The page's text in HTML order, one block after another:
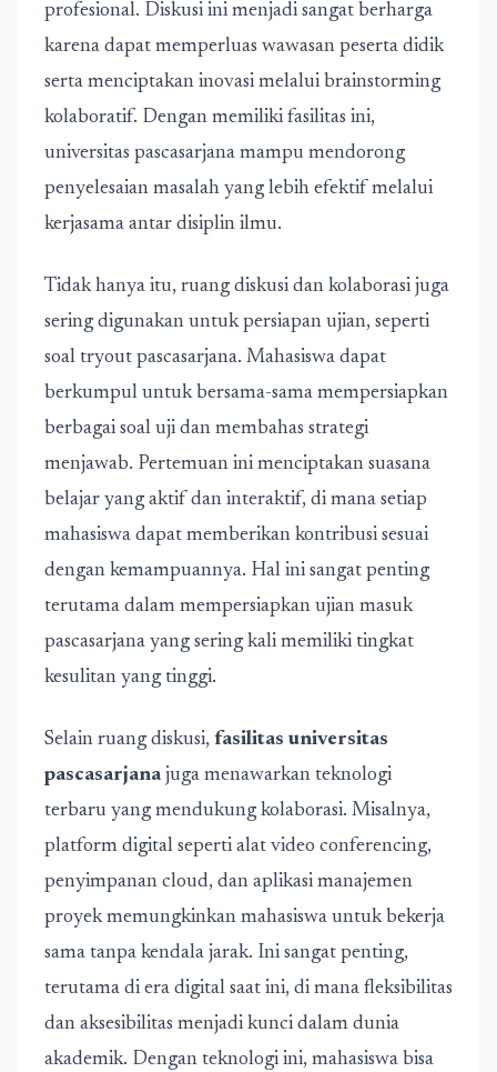
profesional. Diskusi ini menjadi sangat berharga
karena dapat memperluas wawasan peserta didik
serta menciptakan inovasi melalui brainstorming
kolaboratif. Dengan memiliki fasilitas ini,
universitas pascasarjana mampu mendorong
penyelesaian masalah yang lebih efektif melalui
kerjasama antar disiplin ilmu.
Tidak hanya itu, ruang diskusi dan kolaborasi juga
sering digunakan untuk persiapan ujian, seperti
soal tryout pascasarjana. Mahasiswa dapat
berkumpul untuk bersama-sama mempersiapkan
berbagai soal uji dan membahas strategi
menjawab. Pertemuan ini menciptakan suasana
belajar yang aktif dan interaktif, di mana setiap
mahasiswa dapat memberikan kontribusi sesuai
dengan kemampuannya. Hal ini sangat penting
terutama dalam mempersiapkan ujian masuk
pascasarjana yang sering kali memiliki tingkat
kesulitan yang tinggi.
Selain ruang diskusi, fasilitas universitas
pascasarjanajuga menawarkan teknologi
terbaru yang mendukung kolaborasi. Misalnya,
platform digital seperti alat video conferencing,
penyimpanan cloud, dan aplikasi manajemen
proyek memungkinkan mahasiswa untuk bekerja
sama tanpa kendala jarak. Ini sangat penting,
terutama di era digital saat ini, di mana fleksibilitas
dan aksesibilitas menjadi kunci dalam dunia
akademik. Dengan teknologi ini, mahasiswa bisa